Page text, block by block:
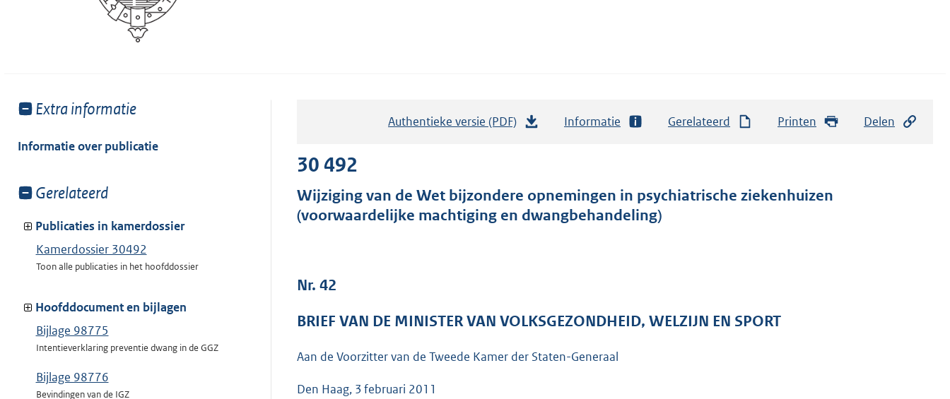
Toon
van:
Extra informatie
Informatie over publicatie
Toon
van:
Gerelateerd
Publicaties in kamerdossier
Kamerdossier 30492
Toon alle publicaties in het hoofddossier
Hoofddocument en bijlagen
Bijlage 98775
Intentieverklaring preventie dwang in de GGZ
Bijlage 98776
Bevindingen van de IGZ
Authentieke versie (PDF)
a
n
o
o
t
Informatie Gerelateerd Printen Delen
30 492
Wijziging van de Wet bijzondere opnemingen in psychiatrische ziekenhuizen
(voorwaardelijke machtiging en dwangbehandeling)
Nr. 42
BRIEF VAN DE MINISTER VAN VOLKSGEZONDHEID, WELZIJN EN SPORT
Aan de Voorzitter van de Tweede Kamer der Staten-Generaal
Den Haag, 3 februari 2011